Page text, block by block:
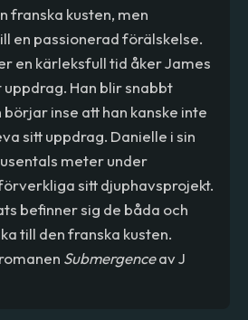
franska kusten, men
en passionerad förälskelse.
en kärleksfull tid åker James
Han blir snabbt
inse att han kanske inte
sitt uppdrag. Danielle i sin
meter under
sitt djuphavsprojekt.
befinner sig de båda och
till den franska kusten.
Submergenceav J